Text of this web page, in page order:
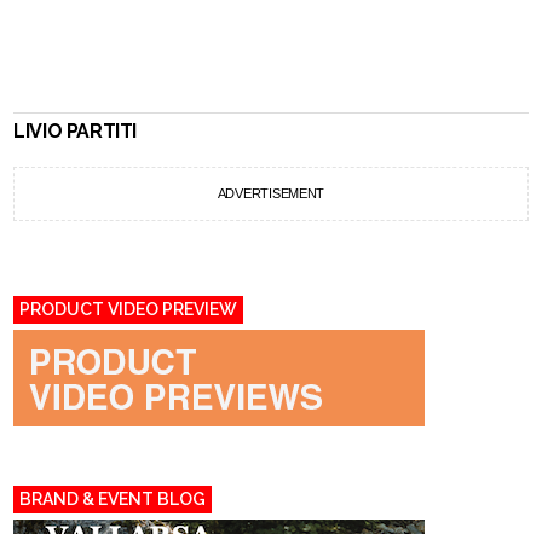
LIVIO PARTITI
ADVERTISEMENT
PRODUCT VIDEO PREVIEW
BRAND & EVENT BLOG